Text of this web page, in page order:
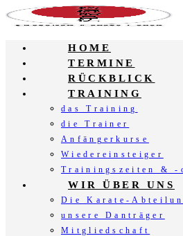
Zum
Inhalt
HOME
TERMINE
RÜCKBLICK
TRAINING
das Training
die Trainer
Anfängerkurse
Wiedereinsteiger
Trainingszeiten & -
WIR ÜBER UNS
Die Karate-
unsere Danträger
Mitgliedschaft